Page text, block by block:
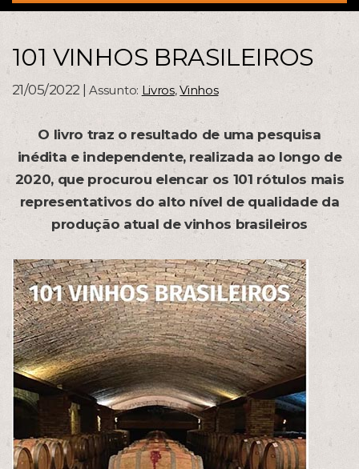
101 VINHOS BRASILEIROS
21/05/2022 |Assunto: Livros,Vinhos
O livro traz o resultado de uma pesquisa
inédita e independente, realizada ao longo de
2020, que procurou elencar os 101 rótulos mais
representativos do alto nível de qualidade da
produção atual de vinhos brasileiros